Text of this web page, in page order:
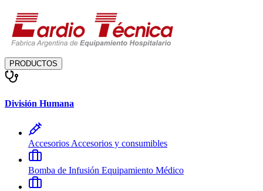
PRODUCTOS
División Humana
Accesorios Accesorios y consumibles
Bomba de Infusión Equipamiento Médico